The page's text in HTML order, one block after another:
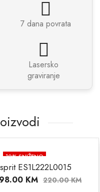
7 dana povrata
Lasersko
graviranje
10% SNIŽENO
ES1L222L0015
KM 220.00KM